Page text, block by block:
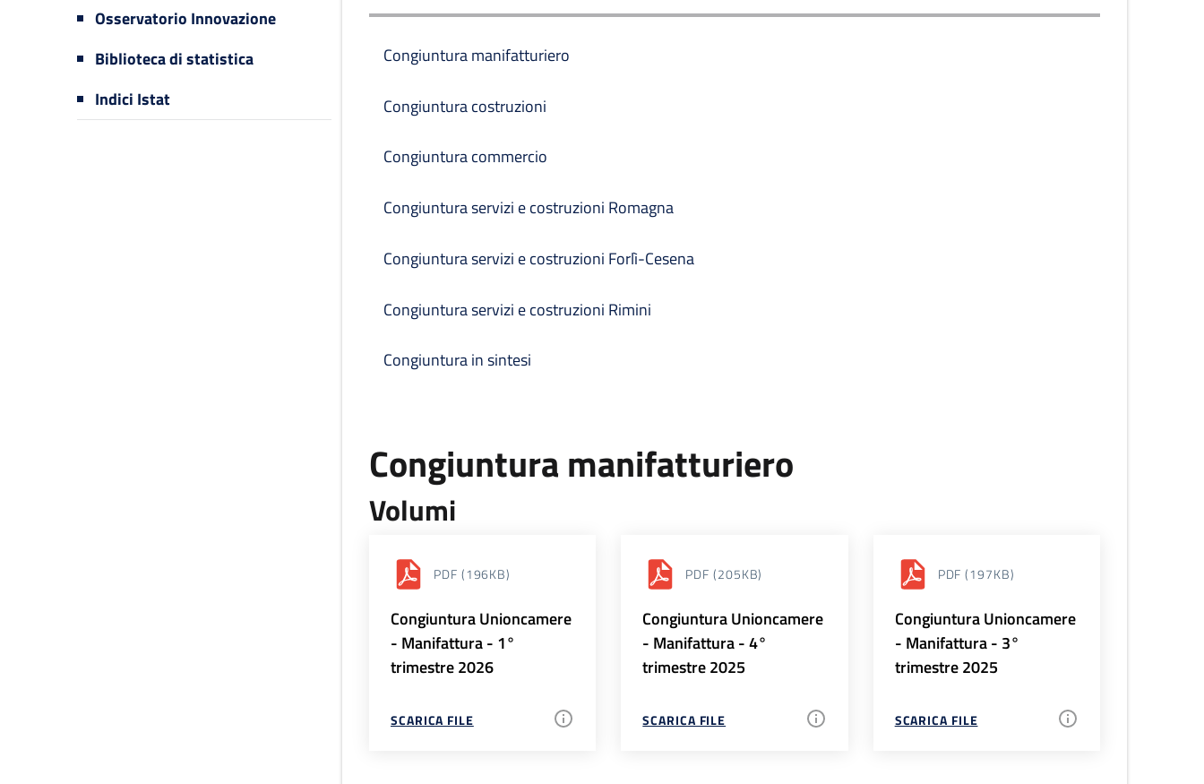
Osservatorio Innovazione
Biblioteca di statistica
Indici Istat
Congiuntura manifatturiero
Congiuntura costruzioni
Congiuntura commercio
Congiuntura servizi e costruzioni Romagna
Congiuntura servizi e costruzioni Forlì-Cesena
Congiuntura servizi e costruzioni Rimini
Congiuntura in sintesi
Congiuntura manifatturiero
Volumi
PDF (196KB)
Congiuntura Unioncamere
- Manifattura - 1°
trimestre 2026
SCARICA FILE
PDF (205KB)
Congiuntura Unioncamere
- Manifattura - 4°
trimestre 2025
SCARICA FILE
PDF (197KB)
Congiuntura Unioncamere
- Manifattura - 3°
trimestre 2025
SCARICA FILE